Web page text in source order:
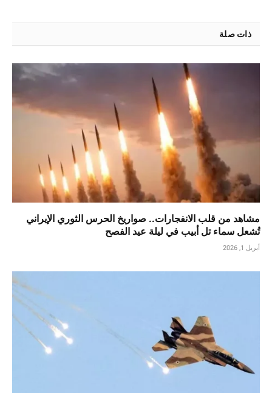
ذات صلة
مشاهد من قلب الانفجارات.. صواريخ الحرس الثوري الإيراني
تُشعل سماء تل أبيب في ليلة عيد الفصح
أبريل 1, 2026